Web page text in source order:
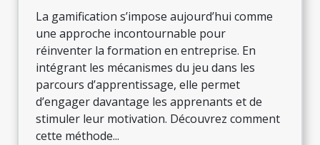
La gamification s’impose aujourd’hui comme
une approche incontournable pour
réinventer la formation en entreprise. En
intégrant les mécanismes du jeu dans les
parcours d’apprentissage, elle permet
d’engager davantage les apprenants et de
stimuler leur motivation. Découvrez comment
cette méthode...